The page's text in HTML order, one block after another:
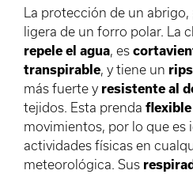
La protección de un
ligera de un forro polar. La
repele el agua , es
transpirable , y tiene un
más fuerte y resistente al
tejidos. Esta prenda flexible
movimientos, por lo que es
actividades físicas en
meteorológica. Sus